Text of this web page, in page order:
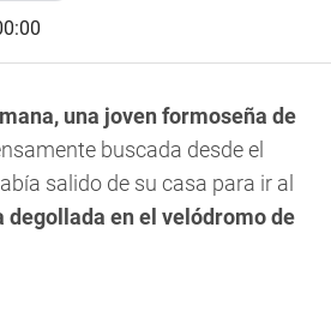
una joven formoseña de
buscada desde el
salido de su casa para ir al
degollada en el velódromo de